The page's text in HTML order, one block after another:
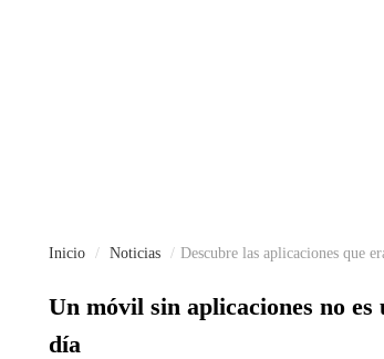
Inicio Noticias Descubre las aplicaciones que
Un móvil sin aplicaciones no
día